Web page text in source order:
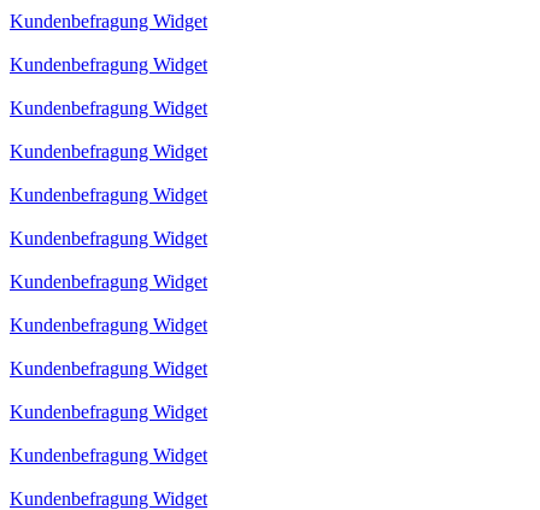
Kundenbefragung Widget
Kundenbefragung Widget
Kundenbefragung Widget
Kundenbefragung Widget
Kundenbefragung Widget
Kundenbefragung Widget
Kundenbefragung Widget
Kundenbefragung Widget
Kundenbefragung Widget
Kundenbefragung Widget
Kundenbefragung Widget
Kundenbefragung Widget